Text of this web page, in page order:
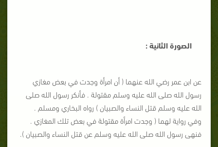
الصورة الثانية :
عن ابن عمر رضي الله عنهما ( أن امرأة وجدت في بعض مغازي
رسول الله صلى الله عليه وسلم مقتولة . فأنكر رسول الله صلى
الله عليه وسلم قتل النساء والصبيان ) رواه البخاري ومسلم .
وفي رواية لهما ( وجدت امرأة مقتولة في بعض تلك المغازي .
فنهى رسول الله صلى الله عليه وسلم عن قتل النساء والصبيان ).